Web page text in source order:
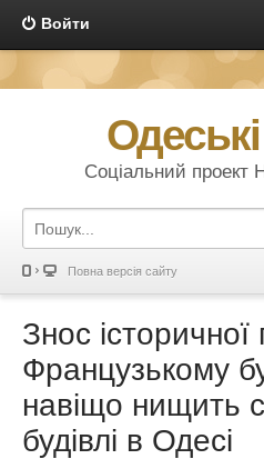
Войти
Соціальний проект
Повна версія сайту
Знос історичної
Французькому
навіщо нищить
будівлі в Одесі